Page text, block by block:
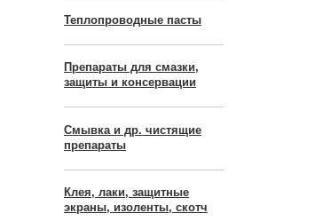
Теплопроводные пасты
Препараты для смазки,
защиты и консервации
Смывка и др. чистящие
препараты
Клея, лаки, защитные
экраны, изоленты, скотч